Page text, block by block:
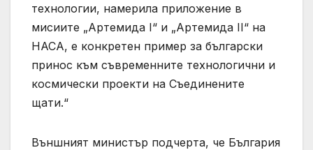
технологии, намерила приложение в
мисиите „Артемида I“ и „Артемида II“ на
НАСА, е конкретен пример за български
принос към съвременните технологични и
космически проекти на Съединените
щати.“
Външният министър подчерта, че България